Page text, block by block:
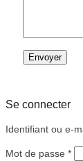
Se connecter
Identifiant ou e-
Mot de passe *